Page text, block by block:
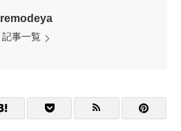
remodeya
記事一覧